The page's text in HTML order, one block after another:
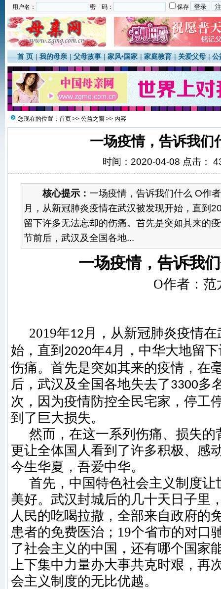
用户名： 密 码： 保存
首 页 |我的母亲 |父母故事 |家风•国家 |家庭教育 |关爱父母 |公
您现在的位置： 首页 >> 公益之窗 >> 内容
一场疫情，告诉我们
时间：2020-04-08 点击：
核心提示： 一场疫情，告诉我们什么 Ο作
月，从新冠肺炎疫情在武汉被发现开始，直到
留下许多无法忘却的伤痛。首先是突如其来的
节前后，武汉及全国各地...
一场疫情，告诉我
Ο作者：范
2019年12月，从新冠肺炎疫情
始，直到 2020年4月，中华大地留
伤痛。首先是突如其来的疫情，在
后，武汉及全国各地失去了3300多
次，因为疫情防控全民宅家，停工
到了巨大损失。
然而，在这一系列伤痛、损失的
更让全体国人看到了许多积极、感
今生华夏，吾爱中华。
首先，中国特色社会主义制度让
美好。武汉封城后的几十天日子里
人民的吃喝拉撒，全部来自政府的
患者的免费医治； 19个省市的对口
了社会主义的中国，还有哪个国家
上下集中力量办大事共克时艰，再
会主义制度的无比优越。